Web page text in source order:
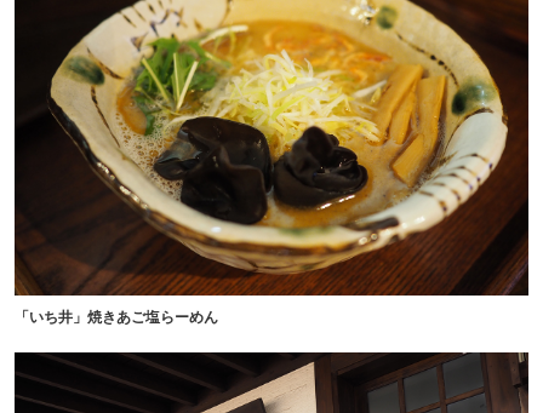
「いち井」焼きあご塩らーめん